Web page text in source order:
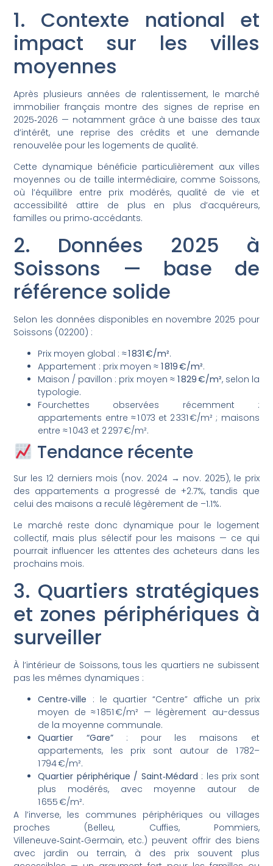
1. Contexte national et
impact sur les villes
moyennes
Après plusieurs années de ralentissement, le marché
immobilier français montre des signes de reprise en
2025‑2026 — notamment grâce à une baisse des taux
d’intérêt, une reprise des crédits et une demande
renouvelée pour les logements de qualité.
Cette dynamique bénéficie particulièrement aux villes
moyennes ou de taille intermédiaire, comme Soissons,
où l’équilibre entre prix modérés, qualité de vie et
accessibilité attire de plus en plus d’acquéreurs,
familles ou primo‑accédants.
2. Données 2025 à
Soissons — base de
référence solide
Selon les données disponibles en novembre 2025 pour
Soissons (02200) :
Prix moyen global :≈ 1 831 €/m².
Appartement : prix moyen ≈1 819 €/m².
Maison / pavillon : prix moyen ≈ 1 829 €/m², selon la
typologie.
Fourchettes observées récemment :
appartements entre ≈ 1 073 et 2 331 €/m² ; maisons
entre ≈ 1 043 et 2 297 €/m².
Tendance récente
Sur les 12 derniers mois (nov. 2024 → nov. 2025), le prix
des appartements a progressé de +2.7%, tandis que
celui des maisons a reculé légèrement de –1.1%.
Le marché reste donc dynamique pour le logement
collectif, mais plus sélectif pour les maisons — ce qui
pourrait influencer les attentes des acheteurs dans les
prochains mois.
3. Quartiers stratégiques
et zones périphériques à
surveiller
À l’intérieur de Soissons, tous les quartiers ne subissent
pas les mêmes dynamiques :
Centre‑ville : le quartier “Centre” affiche un prix
moyen de ≈ 1 851 €/m² — légèrement au-dessus
de la moyenne communale.
Quartier “Gare”: pour les maisons et
appartements, les prix sont autour de 1 782–
1 794 €/m².
Quartier périphérique / Saint‑Médard : les prix sont
plus modérés, avec moyenne autour de
1 655 €/m².
A l’inverse, les communes périphériques ou villages
proches (Belleu, Cuffies, Pommiers,
Villeneuve‑Saint‑Germain, etc.) peuvent offrir des biens
avec jardin ou terrain, à des prix souvent plus